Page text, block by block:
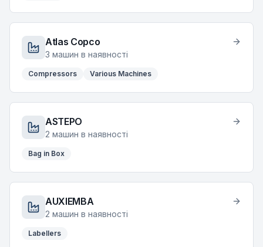
Atlas Copco
3 машин в наявності
Compressors Various Machines
ASTEPO
2 машин в наявності
Bag in Box
AUXIEMBA
2 машин в наявності
Labellers